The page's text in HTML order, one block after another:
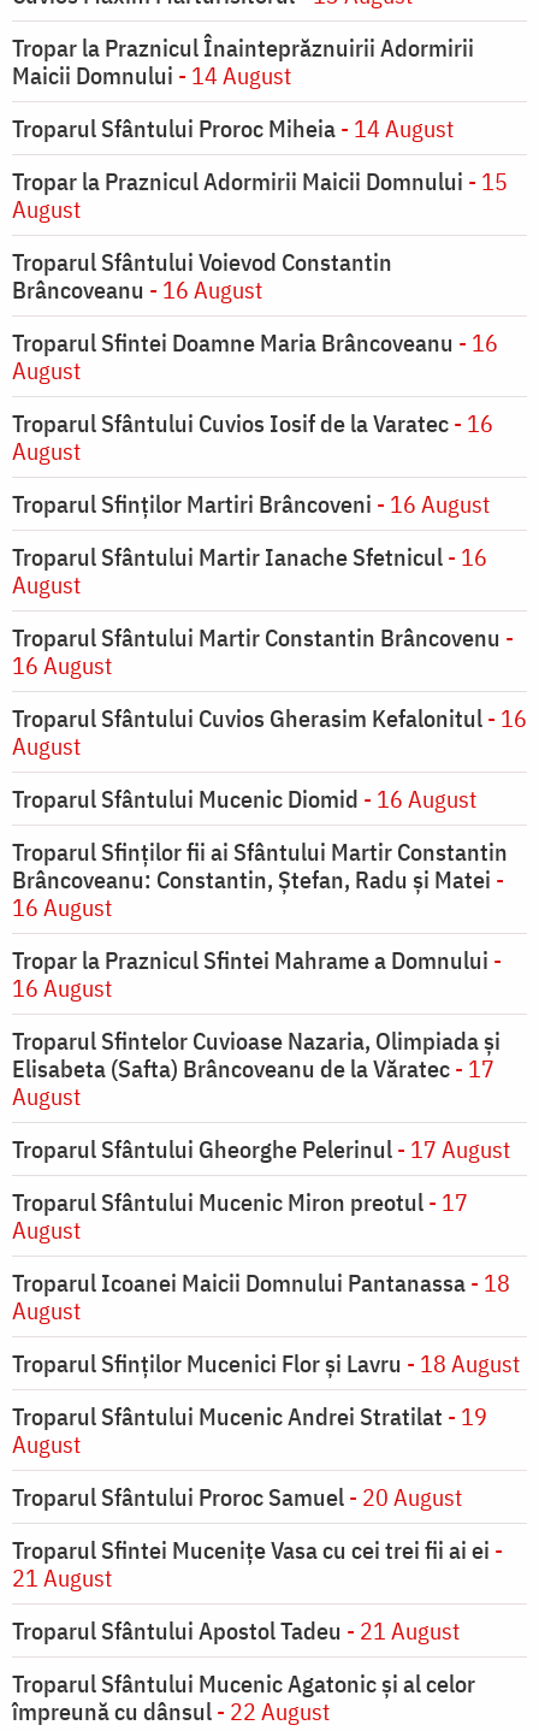
Tropar la Praznicul Înainteprăznuirii Adormirii
Maicii Domnului - 14 August
Troparul Sfântului Proroc Miheia- 14 August
Tropar la Praznicul Adormirii Maicii Domnului - 15
August
Troparul Sfântului Voievod Constantin
Brâncoveanu - 16 August
Troparul Sfintei Doamne Maria Brâncoveanu - 16
August
Troparul Sfântului Cuvios Iosif de la Varatec- 16
August
Troparul Sfinților Martiri Brâncoveni - 16 August
Troparul Sfântului Martir Ianache Sfetnicul- 16
August
Troparul Sfântului Martir Constantin Brâncovenu -
16 August
Troparul Sfântului Cuvios Gherasim Kefalonitul- 16
August
Troparul Sfântului Mucenic Diomid - 16 August
Troparul Sfinților fii ai Sfântului Martir Constantin
Brâncoveanu: Constantin, Ștefan, Radu și Matei -
16 August
Tropar la Praznicul Sfintei Mahrame a Domnului -
16 August
Troparul Sfintelor Cuvioase Nazaria, Olimpiada și
Elisabeta (Safta) Brâncoveanu de la Văratec- 17
August
Troparul Sfântului Gheorghe Pelerinul- 17 August
Troparul Sfântului Mucenic Miron preotul- 17
August
Troparul Icoanei Maicii Domnului Pantanassa- 18
August
Troparul Sfinţilor Mucenici Flor şi Lavru - 18 August
Troparul Sfântului Mucenic Andrei Stratilat - 19
August
Troparul Sfântului Proroc Samuel- 20 August
Troparul Sfintei Muceniţe Vasa cu cei trei fii ai ei -
21 August
Troparul Sfântului Apostol Tadeu - 21 August
Troparul Sfântului Mucenic Agatonic şi al celor
împreună cu dânsul- 22 August